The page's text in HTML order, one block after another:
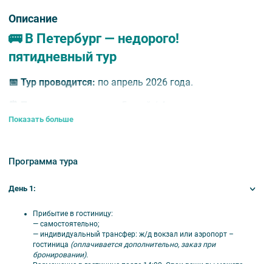
Описание
🚌 В Петербург — недорого!
пятидневный тур
📅 Тур проводится: по апрель 2026 года.
суббота.
завтрака»);
Экскурсионное обслуживание;
Входные билеты в музеи;
Автобус по программе.
Показать больше
Программа тура
День 1:
Прибытие в гостиницу:
— самостоятельно;
— индивидуальный трансфер: ж/д вокзал или аэропорт –
гостиница (оплачивается дополнительно, заказ при
бронировании).